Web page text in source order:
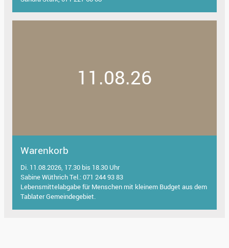
11.08.26
Warenkorb
Di. 11.08.2026, 17.30 bis 18.30 Uhr
Sabine Wüthrich Tel.: 071 244 93 83
Lebensmittelabgabe für Menschen mit kleinem Budget aus dem
Tablater Gemeindegebiet.